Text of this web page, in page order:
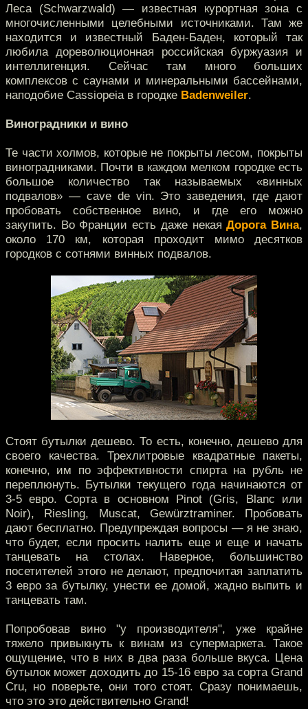
Леса (Schwarzwald) — известная курортная зона с
многочисленными целебными источниками. Там же
находится и известный Баден-Баден, который так
любила дореволюционная российская буржуазия и
интеллигенция. Сейчас там много больших
комплексов с саунами и минеральными бассейнами,
наподобие Cassiopeia в городке Badenweiler.
Виноградники и вино
Те части холмов, которые не покрыты лесом, покрыты
виноградниками. Почти в каждом мелком городке есть
большое количество так называемых «винных
подвалов» — cave de vin. Это заведения, где дают
пробовать собственное вино, и где его можно
закупить. Во Франции есть даже некаяДорога Вина,
около 170 км, которая проходит мимо десятков
городков с сотнями винных подвалов.
Стоят бутылки дешево. То есть, конечно, дешево для
своего качества. Трехлитровые квадратные пакеты,
конечно, им по эффективности спирта на рубль не
переплюнуть. Бутылки текущего года начинаются от
3-5 евро. Сорта в основном Pinot (Gris, Blanc или
Noir), Riesling, Muscat, Gewürztraminer. Пробовать
дают бесплатно. Предупреждая вопросы — я не знаю,
что будет, если просить налить еще и еще и начать
танцевать на столах. Наверное, большинство
посетителей этого не делают, предпочитая заплатить
3 евро за бутылку, унести ее домой, жадно выпить и
танцевать там.
Попробовав вино "у производителя", уже крайне
тяжело привыкнуть к винам из супермаркета. Такое
ощущение, что в них в два раза больше вкуса. Цена
бутылок может доходить до 15-16 евро за сорта Grand
Cru, но поверьте, они того стоят. Сразу понимаешь,
что это это действительно Grand!